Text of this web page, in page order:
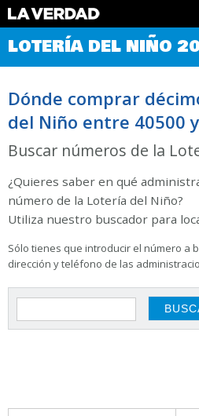
Comprobar Loteria del Niño
Premios
Noticias
Datos
Historia
LOTERÍA DEL NIÑO
Dónde comprar
del Niño entre 40500
Buscar números de la
¿Quieres saber en qué
número de la Lotería del Niño?
Utiliza nuestro buscador para
Sólo tienes que introducir el número a
dirección y teléfono de las